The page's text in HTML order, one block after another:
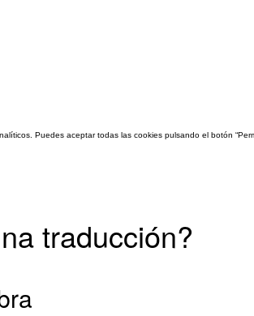
Puedes aceptar todas las cookies pulsando el botón
traducción?